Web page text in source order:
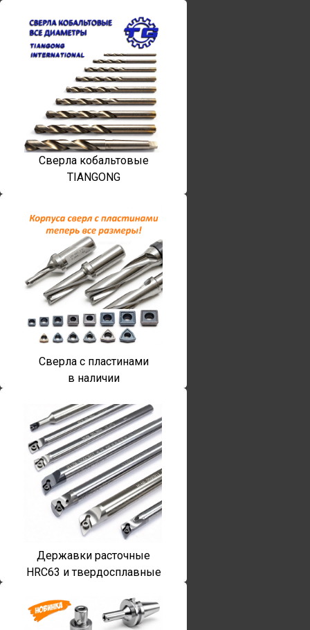
Сверла кобальтовые
TIANGONG
Сверла с пластинами
в наличии
Державки расточные
HRC63 и твердосплавные